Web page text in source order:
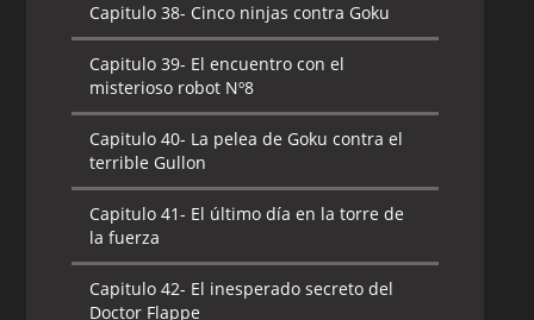
Capitulo 38- Cinco ninjas contra Goku
Capitulo 39- El encuentro con el
misterioso robot Nº8
Capitulo 40- La pelea de Goku contra el
terrible Gullon
Capitulo 41- El último día en la torre de
la fuerza
Capitulo 42- El inesperado secreto del
Doctor Flappe